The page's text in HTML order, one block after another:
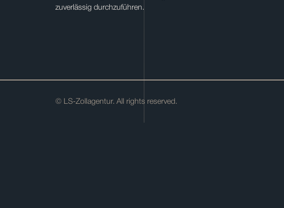
zuverlässig durchzuführen.
© LS-Zollagentur. All rights reserved.